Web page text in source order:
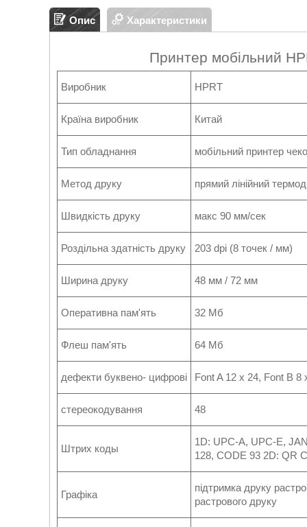
Опис Характеристики
Принтер мобільний
Виробник HPRT
Країна виробник Китай
Тип обладнання мобільний принтер
Метод друку прямий лінійний
Швидкість друку макс 90 мм/сек
Роздільна здатність друку 203 dpi (8 точек / мм)
Ширина друку 48 мм / 72 мм
Оперативна пам'ять 32 Мб
Флеш пам'ять 64 Мб
дефекти буквено- цифрові Font A 12 x 24, Font B
стереокодування 48
Штрих коды
1D: UPC-A, UPC-E,
128, CODE 93 2D: QR
Графіка
підтримка друку
растрового друку